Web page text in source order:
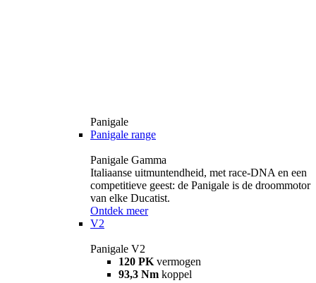
Panigale
Panigale range
Panigale Gamma
Italiaanse uitmuntendheid, met race-DNA en een
competitieve geest: de Panigale is de droommotor
van elke Ducatist.
Ontdek meer
V2
Panigale V2
120 PK vermogen
93,3 Nm koppel